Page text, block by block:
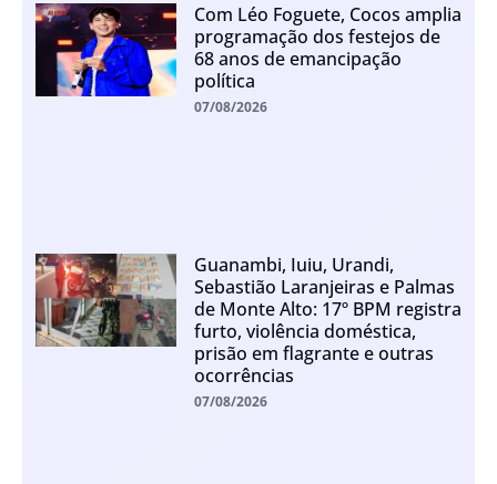
Com Léo Foguete, Cocos amplia
programação dos festejos de
68 anos de emancipação
política
07/08/2026
Guanambi, Iuiu, Urandi,
Sebastião Laranjeiras e Palmas
de Monte Alto: 17º BPM registra
furto, violência doméstica,
prisão em flagrante e outras
ocorrências
07/08/2026